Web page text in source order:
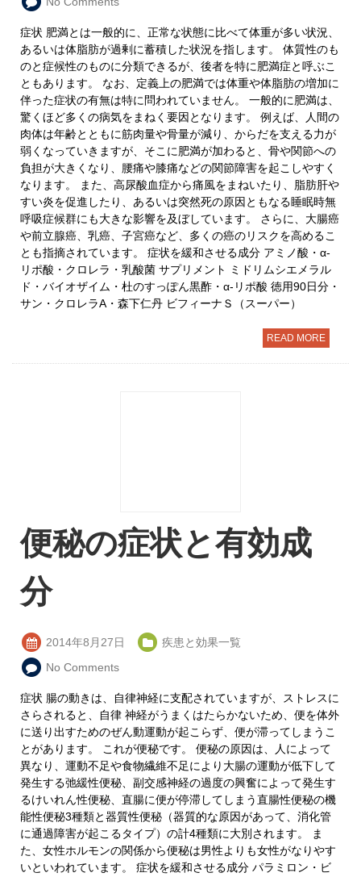
症状 肥満とは一般的に、正常な状態に比べて体重が多い状況、
あるいは体脂肪が過剰に蓄積した状況を指します。 体質性のも
のと症候性のものに分類できるが、後者を特に肥満症と呼ぶこ
ともあります。 なお、定義上の肥満では体重や体脂肪の増加に
伴った症状の有無は特に問われていません。 一般的に肥満は、
驚くほど多くの病気をまねく要因となります。 例えば、人間の
肉体は年齢とともに筋肉量や骨量が減り、からだを支える力が
弱くなっていきますが、そこに肥満が加わると、骨や関節への
負担が大きくなり、腰痛や膝痛などの関節障害を起こしやすく
なります。 また、高尿酸血症から痛風をまねいたり、脂肪肝や
すい炎を促進したり、あるいは突然死の原因ともなる睡眠時無
呼吸症候群にも大きな影響を及ぼしています。 さらに、大腸癌
や前立腺癌、乳癌、子宮癌など、多くの癌のリスクを高めるこ
とも指摘されています。 症状を緩和させる成分 アミノ酸・α-
リポ酸・クロレラ・乳酸菌 サプリメント ミドリムシエメラル
ド・バイオザイム・杜のすっぽん黒酢・α-リポ酸 徳用90日分・
サン・クロレラA・森下仁丹 ビフィーナＳ（スーパー）
READ MORE
便秘の症状と有効成
分
2014年8月27日
疾患と効果一覧
No Comments
症状 腸の動きは、自律神経に支配されていますが、ストレスに
さらされると、自律 神経がうまくはたらかないため、便を体外
に送り出すためのぜん動運動が起こらず、便が滞ってしまうこ
とがあります。 これが便秘です。 便秘の原因は、人によって
異なり、運動不足や食物繊維不足により大腸の運動が低下して
発生する弛緩性便秘、副交感神経の過度の興奮によって発生す
るけいれん性便秘、直腸に便が停滞してしまう直腸性便秘の機
能性便秘3種類と器質性便秘（器質的な原因があって、消化管
に通過障害が起こるタイプ）の計4種類に大別されます。 ま
た、女性ホルモンの関係から便秘は男性よりも女性がなりやす
いといわれています。 症状を緩和させる成分 パラミロン・ビ